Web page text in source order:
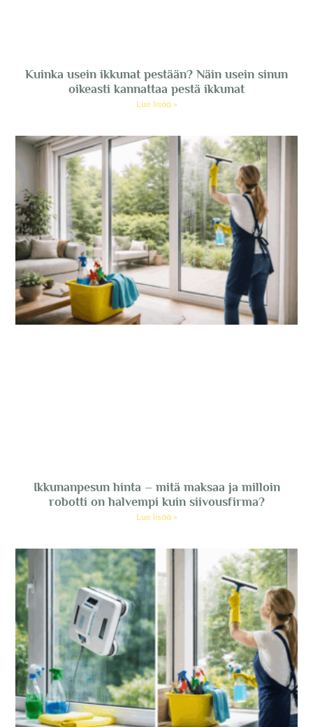
Kuinka usein ikkunat pestään? Näin usein sinun
oikeasti kannattaa pestä ikkunat
Lue lisää »
Ikkunanpesun hinta – mitä maksaa ja milloin
robotti on halvempi kuin siivousfirma?
Lue lisää »